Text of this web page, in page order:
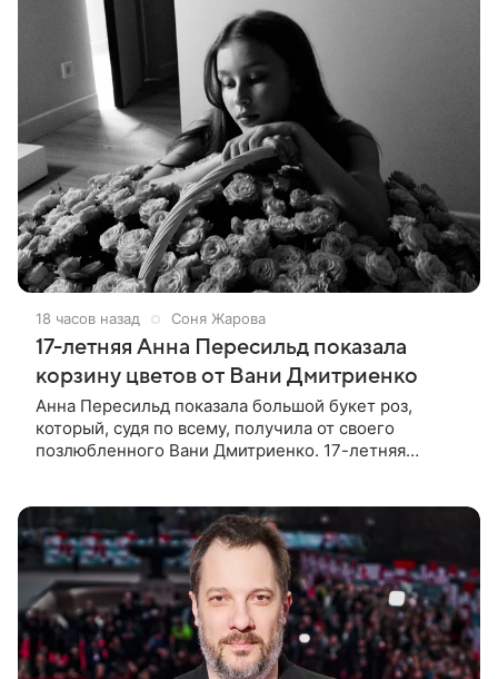
18 часов назад Соня Жарова
17-летняя Анна Пересильд показала
корзину цветов от Вани Дмитриенко
Анна Пересильд показала большой букет роз,
который, судя по всему, получилa от своего
позлюбленного Вани Дмитриенко. 17-летняя